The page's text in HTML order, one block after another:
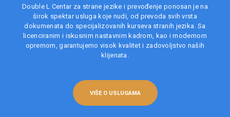
Double L Centar za strane jezike i prevođenje ponosan je na
širok spektar usluga koje nudi, od prevoda svih vrsta
dokumenata do specijalizovanih kurseva stranih jezika. Sa
licenciranim i iskusnim nastavnim kadrom, kao i modernom
opremom, garantujemo visok kvalitet i zadovoljstvo naših
klijenata.
VIŠE O USLUGAMA